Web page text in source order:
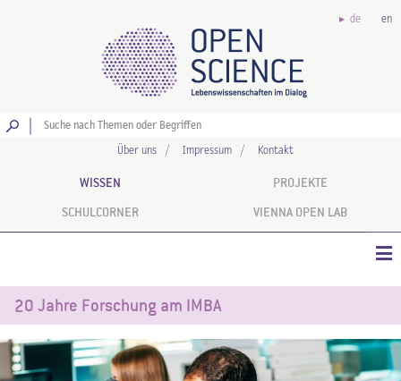
de en
Über uns Impressum Kontakt
WISSEN PROJEKTE
SCHULCORNER VIENNA OPEN LAB
20 Jahre Forschung am IMBA